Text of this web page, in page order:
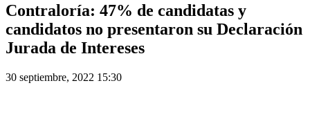
Contraloría: 47% de candidatas y
candidatos no presentaron su Declaración
Jurada de Intereses
30 septiembre, 2022 15:30